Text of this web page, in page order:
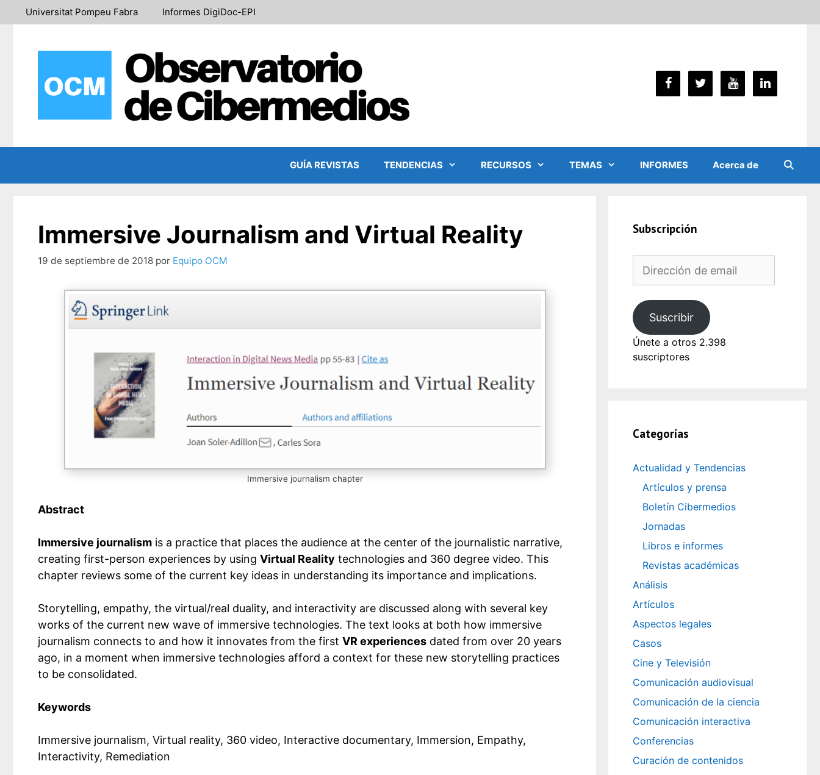
Saltar
al
Universitat Pompeu Fabra Informes DigiDoc-EPI
GUÍA REVISTAS TENDENCIAS RECURSOS TEMAS INFORMES Acerca de
Immersive Journalism and Virtual Reality
19 de septiembre de 2018 por Equipo OCM
Immersive journalism chapter
Abstract
Immersive journalism is a practice that places the audience at the center of the journalistic narrative,
creating first-person experiences by using Virtual Reality technologies and 360 degree video. This
chapter reviews some of the current key ideas in understanding its importance and implications.
Storytelling, empathy, the virtual/real duality, and interactivity are discussed along with several key
works of the current new wave of immersive technologies. The text looks at both how immersive
journalism connects to and how it innovates from the first VR experiences dated from over 20 years
ago, in a moment when immersive technologies afford a context for these new storytelling practices
to be consolidated.
Keywords
Immersive journalism, Virtual reality, 360 video, Interactive documentary, Immersion, Empathy,
Interactivity, Remediation
Subscripción
de
Suscribir
Únete a otros 2.398
suscriptores
Categorías
Actualidad y Tendencias
Artículos y prensa
Boletín Cibermedios
Jornadas
Libros e informes
Revistas académicas
Análisis
Artículos
Aspectos legales
Casos
Cine y Televisión
Comunicación audiovisual
Comunicación de la ciencia
Comunicación interactiva
Conferencias
Curación de contenidos